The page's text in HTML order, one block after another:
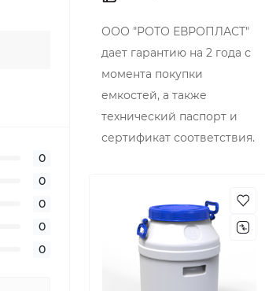
0
0
0
0
0
ООО "РОТО ЕВРОПЛАСТ"
дает гарантию на 2 года с
момента покупки
емкостей, а также
технический паспорт и
сертификат соответствия.